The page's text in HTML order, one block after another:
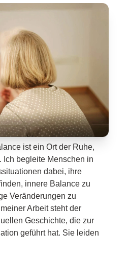
ist ein Ort der Ruhe,
Ich begleite Menschen in
dabei, ihre
innere Balance zu
Veränderungen zu
Arbeit steht der
Geschichte, die zur
geführt hat. Sie leiden